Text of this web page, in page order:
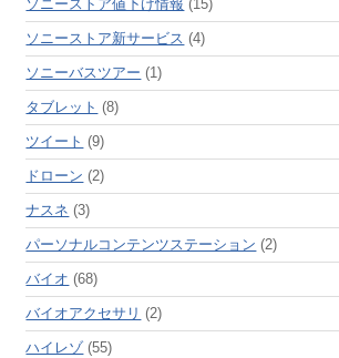
ソニーストア値下げ情報 (15)
ソニーストア新サービス (4)
ソニーバスツアー (1)
タブレット (8)
ツイート (9)
ドローン (2)
ナスネ (3)
パーソナルコンテンツステーション (2)
バイオ (68)
バイオアクセサリ (2)
ハイレゾ(55)